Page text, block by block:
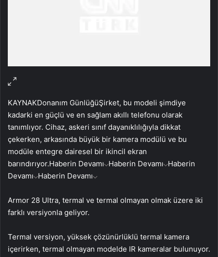
KAYNAKDonanım GünlüğüŞirket, bu modeli şimdiye
kadarki en güçlü ve en sağlam akıllı telefonu olarak
tanımlıyor. Cihaz, askeri sınıf dayanıklılığıyla dikkat
çekerken, arkasında büyük bir kamera modülü ve bu
modüle entegre dairesel bir ikincil ekran
barındırıyor.Haberin Devamı Haberin Devamı Haberin
Devamı Haberin Devamı
Armor 28 Ultra, termal ve termal olmayan olmak üzere iki
farklı versiyonla geliyor.
Termal versiyon, yüksek çözünürlüklü termal kamera
içerirken, termal olmayan modelde IR kameralar bulunuyor.